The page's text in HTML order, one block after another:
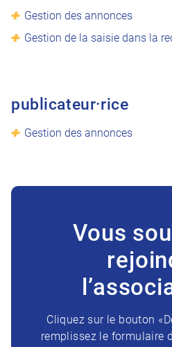
Gestion des annonces
Gestion de la saisie dans la
publicateur·rice
Gestion des annonces
Vous
Cliquez sur le bouton
remplissez le formulaire